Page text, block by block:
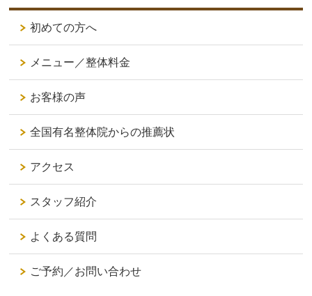
初めての方へ
メニュー／整体料金
お客様の声
全国有名整体院からの推薦状
アクセス
スタッフ紹介
よくある質問
ご予約／お問い合わせ